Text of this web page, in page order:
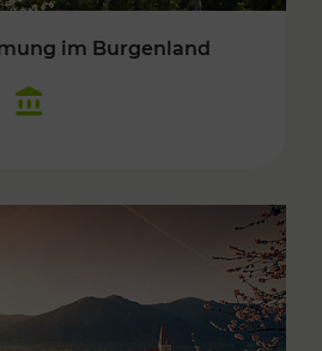
im Burgenland